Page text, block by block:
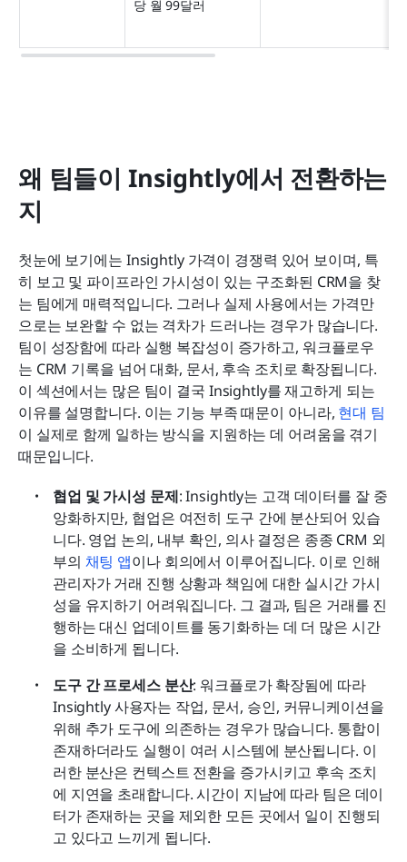
당 월 99달러
왜 팀들이 Insightly에서 전환하는
지
첫눈에 보기에는 Insightly 가격이 경쟁력 있어 보이며, 특
히 보고 및 파이프라인 가시성이 있는 구조화된 CRM을 찾
는 팀에게 매력적입니다. 그러나 실제 사용에서는 가격만
으로는 보완할 수 없는 격차가 드러나는 경우가 많습니다.
팀이 성장함에 따라 실행 복잡성이 증가하고, 워크플로우
는 CRM 기록을 넘어 대화, 문서, 후속 조치로 확장됩니다.
이 섹션에서는 많은 팀이 결국 Insightly를 재고하게 되는
이유를 설명합니다. 이는 기능 부족 때문이 아니라, 현대 팀
이 실제로 함께 일하는 방식을 지원하는 데 어려움을 겪기
때문입니다.
협업 및 가시성 문제: Insightly는 고객 데이터를 잘 중
앙화하지만, 협업은 여전히 도구 간에 분산되어 있습
니다. 영업 논의, 내부 확인, 의사 결정은 종종 CRM 외
부의 채팅 앱이나 회의에서 이루어집니다. 이로 인해
관리자가 거래 진행 상황과 책임에 대한 실시간 가시
성을 유지하기 어려워집니다. 그 결과, 팀은 거래를 진
행하는 대신 업데이트를 동기화하는 데 더 많은 시간
을 소비하게 됩니다.
도구 간 프로세스 분산: 워크플로가 확장됨에 따라
Insightly 사용자는 작업, 문서, 승인, 커뮤니케이션을
위해 추가 도구에 의존하는 경우가 많습니다. 통합이
존재하더라도 실행이 여러 시스템에 분산됩니다. 이
러한 분산은 컨텍스트 전환을 증가시키고 후속 조치
에 지연을 초래합니다. 시간이 지남에 따라 팀은 데이
터가 존재하는 곳을 제외한 모든 곳에서 일이 진행되
고 있다고 느끼게 됩니다.